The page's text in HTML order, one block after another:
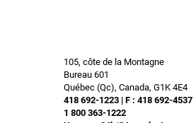
105, côte de la Montagne
Bureau 601
Québec (Qc), Canada, G1K 4E4
418 692-1223 | F : 418 692-4537
1 800 363-1222